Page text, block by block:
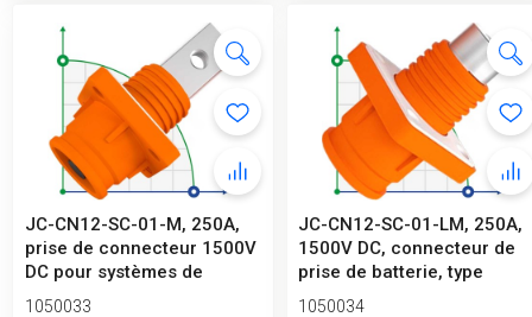
JC-CN12-SC-01-M, 250A,
prise de connecteur 1500V
DC pour systèmes de
stockage...
1050033
JC-CN12-SC-01-LM, 250A,
1500V DC, connecteur de
prise de batterie, type
écrou...
1050034